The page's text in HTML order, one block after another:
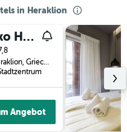
in Heraklion
Arhodiko Hotel
Festou, 6, Heraklion, Griechenland
Angebot